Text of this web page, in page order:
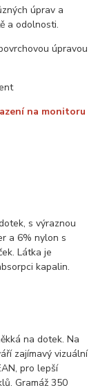
úprav a
a odolnosti.
úpravou
na monitoru
s výraznou
a 6% nylon s
Látka je
kapalin.
na dotek. Na
zajímavý vizuální
pro lepší
Gramáž 350